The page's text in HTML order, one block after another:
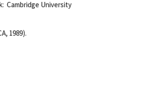
Cambridge University
1989).